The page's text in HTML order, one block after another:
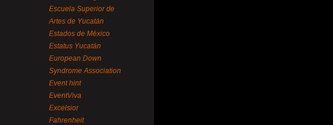
Escuela Superior de
Artes de Yucatán
Estados de México
Estatus Yucatán
European Down
Syndrome Association
Event hint
EventViva
Excelsior
Fahrenheit